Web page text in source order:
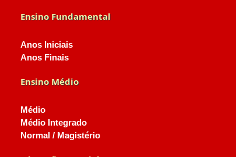
Ensino Fundamental
Anos Iniciais
Anos Finais
Ensino Médio
Médio
Médio Integrado
Normal / Magistério